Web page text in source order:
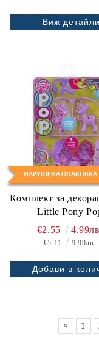
Виж детайли
Комплект за
Little Pony
€2.55
€5.11 9.99лв.
«
1